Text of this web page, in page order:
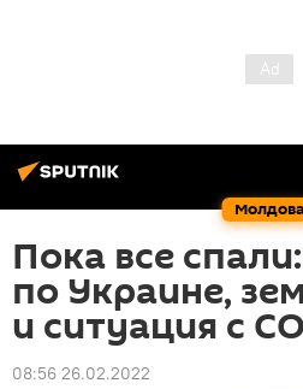
Пока все
по Украине,
и ситуация с
08:56 26.02.2022